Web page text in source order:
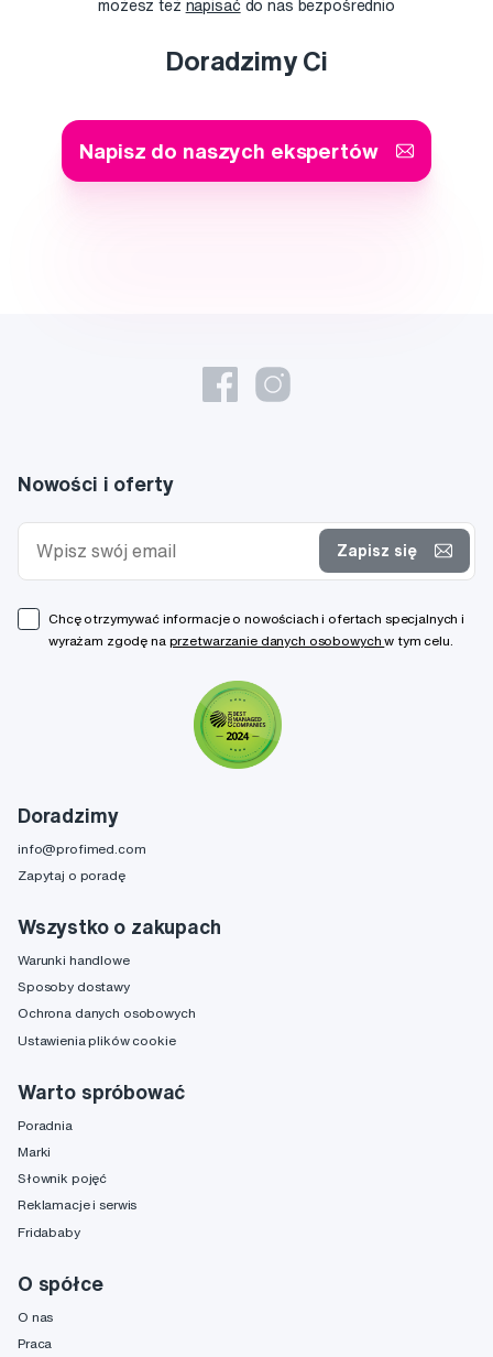
możesz też napisać do nas bezpośrednio
Doradzimy Ci
Napisz do naszych ekspertów
Doradzimy
info@profimed.com
Zapytaj o poradę
Wszystko o zakupach
Warunki handlowe
Sposoby dostawy
Ochrona danych osobowych
Ustawienia plików cookie
Warto spróbować
Poradnia
Marki
Słownik pojęć
Reklamacje i serwis
Fridababy
O spółce
O nas
Praca
Nowości i oferty
Zapisz się
Chcę otrzymywać informacje o nowościach i ofertach specjalnych i
wyrażam zgodę na przetwarzanie danych osobowychw tym celu.